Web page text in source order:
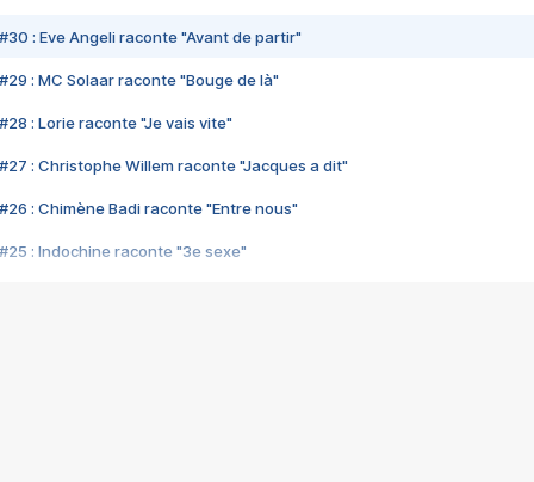
#30 : Eve Angeli raconte "Avant de partir"
#29 : MC Solaar raconte "Bouge de là"
#28 : Lorie raconte "Je vais vite"
#27 : Christophe Willem raconte "Jacques a dit"
#26 : Chimène Badi raconte "Entre nous"
#25 : Indochine raconte "3e sexe"